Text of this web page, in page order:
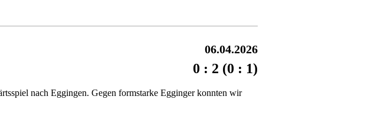
06.04.2026
0 : 2 (0 : 1)
nach Eggingen. Gegen formstarke Egginger konnten wir